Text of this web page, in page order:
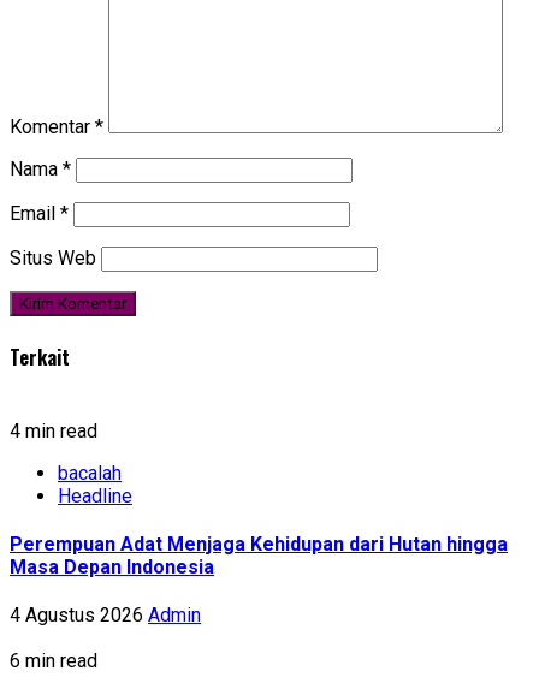
Komentar *
Nama *
Email *
Situs Web
Terkait
4 min read
bacalah
Headline
Perempuan Adat Menjaga Kehidupan dari Hutan hingga
Masa Depan Indonesia
4 Agustus 2026 Admin
6 min read